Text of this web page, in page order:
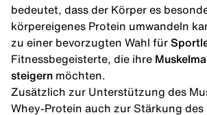
bedeutet, dass der Körper es
körpereigenes Protein umwandeln
zu einer bevorzugten Wahl für
Fitnessbegeisterte, die ihre
steigern möchten.
Zusätzlich zur Unterstützung des
Whey-Protein auch zur Stärkung des